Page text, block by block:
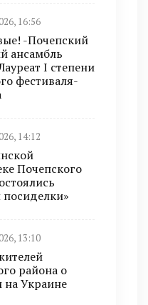
16:56
-Почепский
ансамбль
I степени
фестиваля-
14:12
Почепского
посиделки»
13:10
района о
на Украине